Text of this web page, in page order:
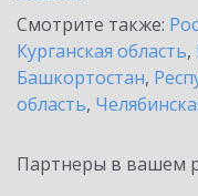
Смотрите также:
Курганская область,
Башкортостан,
область,
Партнеры в вашем